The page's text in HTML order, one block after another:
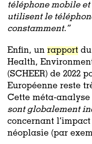
téléphone mobile
utilisent le
constamment.”
Enfin, un rapport
Health,
(SCHEER) de 2022
Européenne reste
Cette méta-analyse
sont globalement
concernant
néoplasie (par